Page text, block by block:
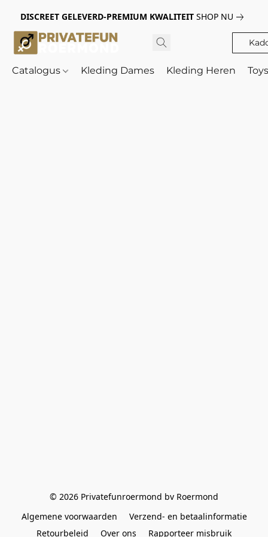
DISCREET GELEVERD-PREMIUM KWALITEIT SHOP NU
Catalogus Kleding Dames Kleding Heren
© 2026 Privatefunroermond bv Roermond
Algemene voorwaarden
Verzend- en betaalinformatie
Retourbeleid
Over ons Rapporteer misbruik